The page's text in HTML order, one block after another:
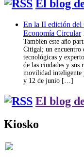
El blog
En la II edición del
Economía Circular
Tambien este año
Citigal; un encuentro
tecnológicas y
de las ciudades y sus
movilidad inteligente
y 12 de junio […]
El blog
Kiosko